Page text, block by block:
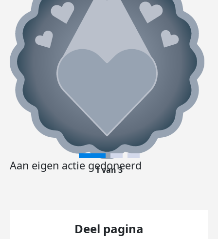
Aan eigen actie gedoneerd
1 van 3
Deel pagina